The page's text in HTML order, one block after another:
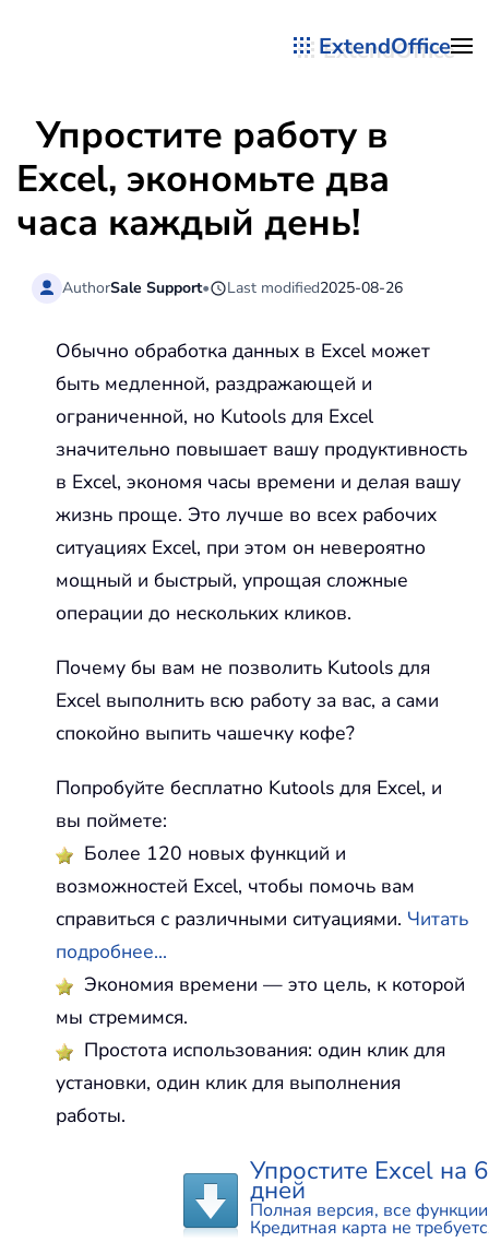
ExtendOffice
Упростите работу в
Excel, экономьте два
часа каждый день!
AuthorSale Support• Last modified2025-08-26
Обычно обработка данных в Excel может
быть медленной, раздражающей и
ограниченной, но Kutools для Excel
значительно повышает вашу продуктивность
в Excel, экономя часы времени и делая вашу
жизнь проще. Это лучше во всех рабочих
ситуациях Excel, при этом он невероятно
мощный и быстрый, упрощая сложные
операции до нескольких кликов.
Почему бы вам не позволить Kutools для
Excel выполнить всю работу за вас, а сами
спокойно выпить чашечку кофе?
Попробуйте бесплатно Kutools для Excel, и
вы поймете:
Более 120 новых функций и
возможностей Excel, чтобы помочь вам
справиться с различными ситуациями. Читать
подробнее...
Экономия времени — это цель, к которой
мы стремимся.
Простота использования: один клик для
установки, один клик для выполнения
работы.
Упростите Excel на
дней
Полная версия, все функции
Кредитная карта не